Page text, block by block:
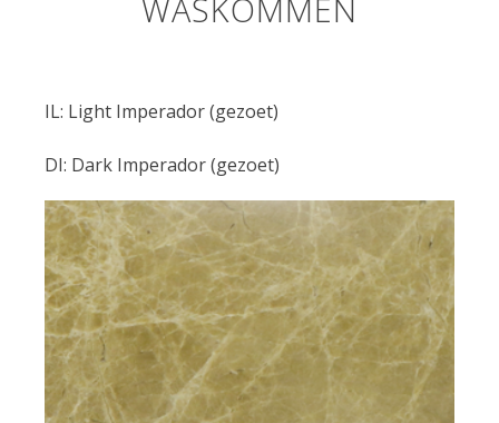
WASKOMMEN
IL: Light Imperador (gezoet)
DI: Dark Imperador (gezoet)